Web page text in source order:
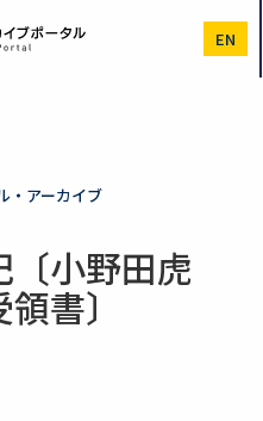
EN
・アーカイブ
〔小野田虎
書〕